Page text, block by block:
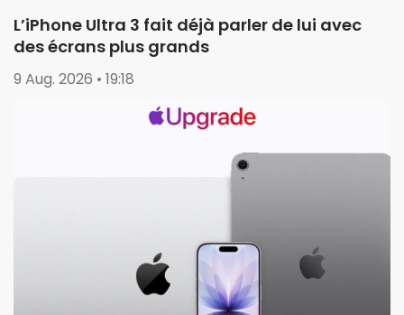
L’iPhone Ultra 3 fait déjà parler de lui avec
des écrans plus grands
9 Aug. 2026 • 19:18